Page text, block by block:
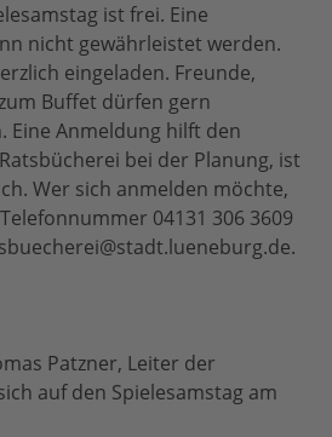
ist frei. Eine
nicht gewährleistet werden.
eingeladen. Freunde,
Buffet dürfen gern
Eine Anmeldung hilft den
bei der Planung, ist
Wer sich anmelden möchte,
04131 306 3609
Patzner, Leiter der
auf den Spielesamstag am